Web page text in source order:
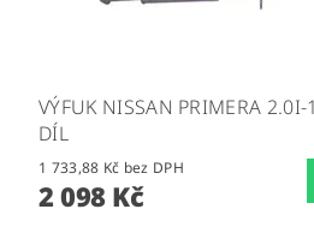
VÝFUK NISSAN PRIMERA
DÍL
1 733,88 Kč bez DPH
2 098 Kč